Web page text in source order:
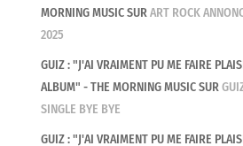
MORNING MUSICSURART ROCK
2025
GUIZ : "J'AI VRAIMENT PU ME FAIRE
ALBUM" - THE MORNING MUSICSUR
SINGLE BYE BYE
GUIZ : "J'AI VRAIMENT PU ME FAIRE